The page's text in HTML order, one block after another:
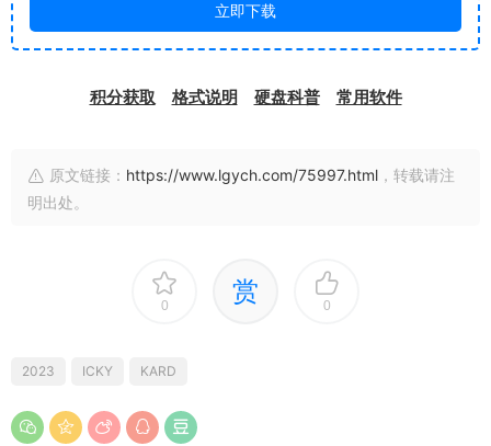
立即下载
积分获取 格式说明 硬盘科普 常用软件
原文链接： https://www.lgych.com/75997.html ，转载请注
明出处。
0 赏 0
2023 ICKY KARD